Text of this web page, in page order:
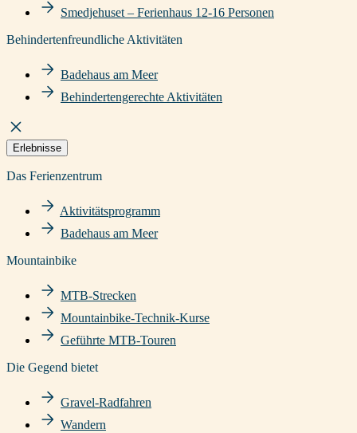
Smedjehuset – Ferienhaus 12-16 Personen
Behindertenfreundliche Aktivitäten
Badehaus am Meer
Behindertengerechte Aktivitäten
Erlebnisse
Das Ferienzentrum
Aktivitätsprogramm
Badehaus am Meer
Mountainbike
MTB-Strecken
Mountainbike-Technik-Kurse
Geführte MTB-Touren
Die Gegend bietet
Gravel-Radfahren
Wandern